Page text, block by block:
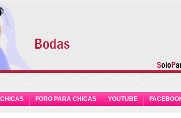
FORO PARA CHICAS YOUTUBE